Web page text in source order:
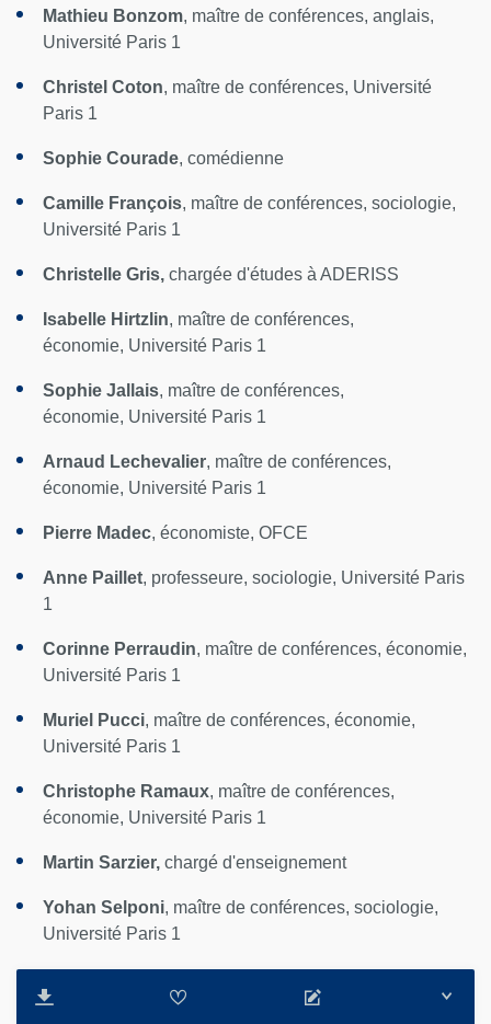
Mathieu Bonzom, maître de conférences, anglais,
Université Paris 1
Christel Coton, maître de conférences, Université
Paris 1
Sophie Courade, comédienne
Camille François, maître de conférences, sociologie,
Université Paris 1
Christelle Gris, chargée d'études à ADERISS
Isabelle Hirtzlin, maître de conférences,
économie, Université Paris 1
Sophie Jallais, maître de conférences,
économie, Université Paris 1
Arnaud Lechevalier, maître de conférences,
économie, Université Paris 1
Pierre Madec, économiste, OFCE
Anne Paillet, professeure, sociologie, Université Paris
1
Corinne Perraudin, maître de conférences, économie,
Université Paris 1
Muriel Pucci, maître de conférences, économie,
Université Paris 1
Christophe Ramaux, maître de conférences,
économie, Université Paris 1
Martin Sarzier, chargé d'enseignement
Yohan Selponi, maître de conférences, sociologie,
Université Paris 1
Université Paris 1